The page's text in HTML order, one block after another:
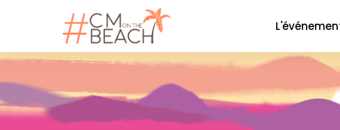
Le concept
Nos